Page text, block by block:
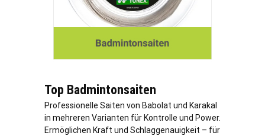
Top Badmintonsaiten
Professionelle Saiten von Babolat und Karakal
in mehreren Varianten für Kontrolle und Power.
Ermöglichen Kraft und Schlaggenauigkeit – für